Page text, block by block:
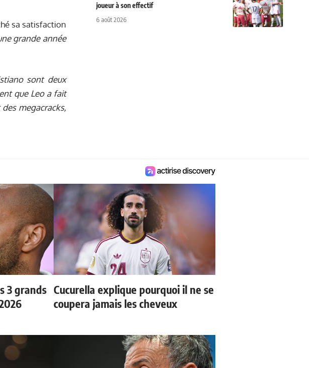
sa satisfaction
grande année
sont deux
que Leo a fait
megacracks,
joueur à son effectif
6 août 2026
3 grands Cucurella explique pourquoi il ne se
coupera jamais les cheveux